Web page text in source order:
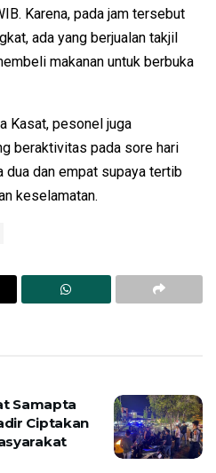
Karena, pada jam tersebut
ada yang berjualan takjil
makanan untuk berbuka
Kasat, pesonel juga
beraktivitas pada sore hari
dua dan empat supaya tertib
keselamatan.
Samapta
Ciptakan